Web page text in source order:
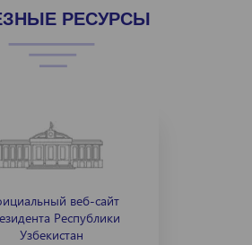
РЕСУРСЫ
веб-сайт
Республики
Узбекистан